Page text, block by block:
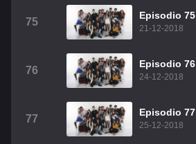
75
Episodio 75
21-12-2018
76
Episodio 76
24-12-2018
77
Episodio 77
25-12-2018